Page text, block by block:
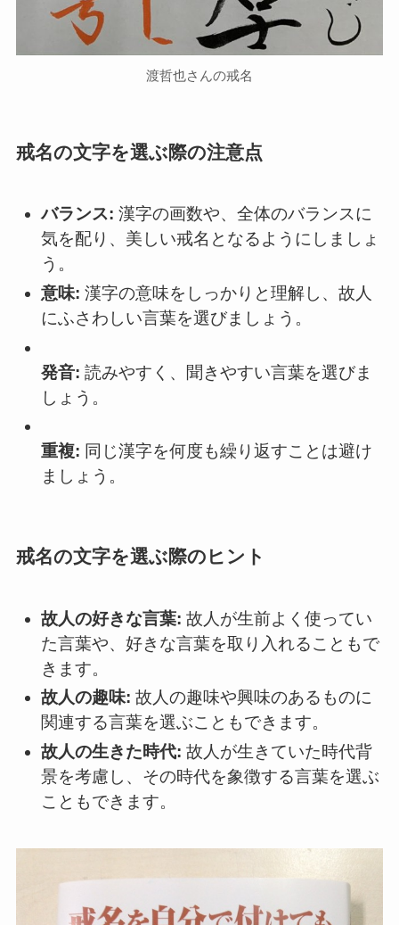
渡哲也さんの戒名
戒名の文字を選ぶ際の注意点
バランス: 漢字の画数や、全体のバランスに
気を配り、美しい戒名となるようにしましょ
う。
意味: 漢字の意味をしっかりと理解し、故人
にふさわしい言葉を選びましょう。
発音: 読みやすく、聞きやすい言葉を選びま
しょう。
重複: 同じ漢字を何度も繰り返すことは避け
ましょう。
戒名の文字を選ぶ際のヒント
故人の好きな言葉: 故人が生前よく使ってい
た言葉や、好きな言葉を取り入れることもで
きます。
故人の趣味: 故人の趣味や興味のあるものに
関連する言葉を選ぶこともできます。
故人の生きた時代: 故人が生きていた時代背
景を考慮し、その時代を象徴する言葉を選ぶ
こともできます。